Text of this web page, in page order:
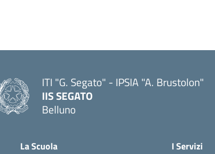
ITI "G. Segato" - IPSIA "A. Brustolon"
IIS SEGATO
Belluno
La Scuola I Servizi